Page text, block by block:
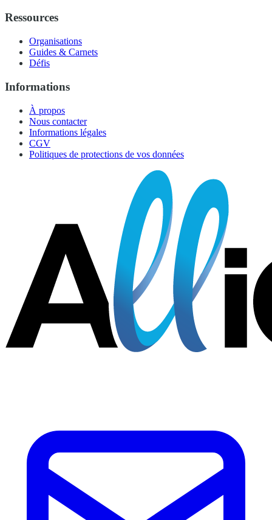
Ressources
Organisations
Guides & Carnets
Défis
Informations
À propos
Nous contacter
Informations légales
CGV
Politiques de protections de vos données